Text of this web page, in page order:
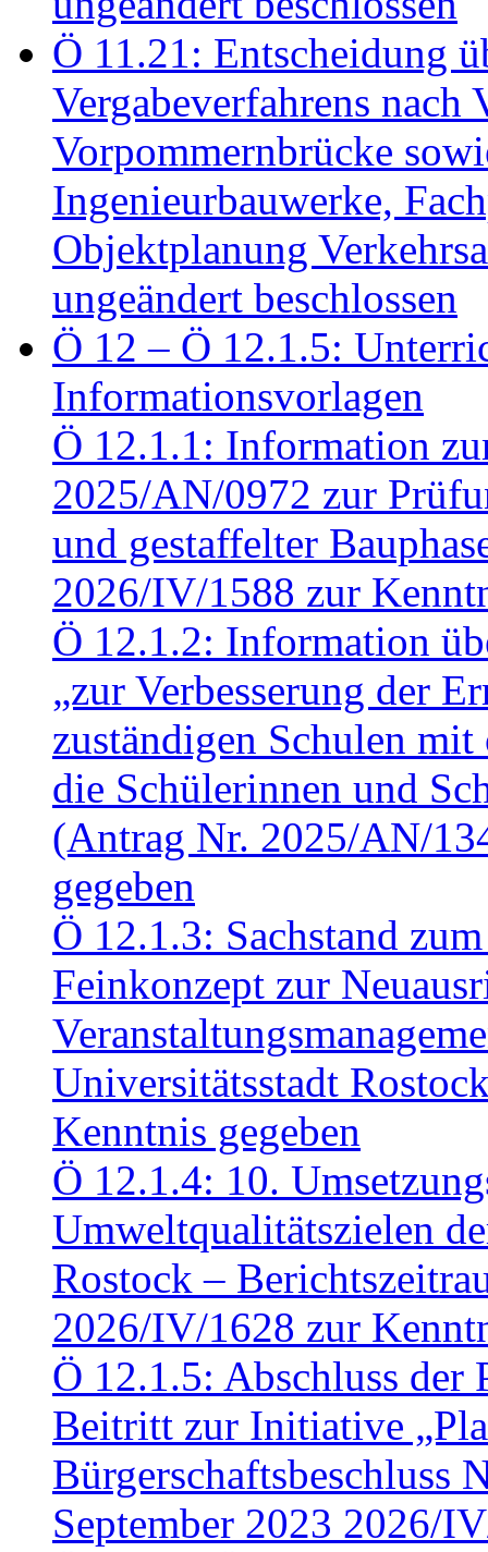
Ö 11.21: Entscheidung
Vergabeverfahrens
Vorpommernbrücke
Ingenieurbauwerke,
Objektplanung
ungeändert beschlossen
Ö 12 – Ö 12.1.5:
Informationsvorlagen
Ö 12.1.1: Information
2025/AN/0972 zur
und gestaffelter
2026/IV/1588 zur
Ö 12.1.2: Information
„zur Verbesserung der
zuständigen Schulen
die Schülerinnen und
(Antrag Nr. 2025/AN/
gegeben
Ö 12.1.3: Sachstand
Feinkonzept zur
Universitätsstadt
Kenntnis gegeben
Ö 12.1.4: 10.
Umweltqualitätszielen
Rostock –
2026/IV/1628 zur
Ö 12.1.5: Abschluss der
Beitritt zur Initiative
Bürgerschaftsbeschluss
September 2023 2026/